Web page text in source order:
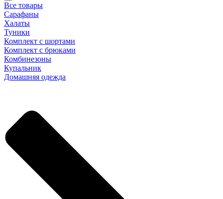
Все товары
Сарафаны
Халаты
Туники
Комплект с шортами
Комплект с брюками
Комбинезоны
Купальник
Домашняя одежда